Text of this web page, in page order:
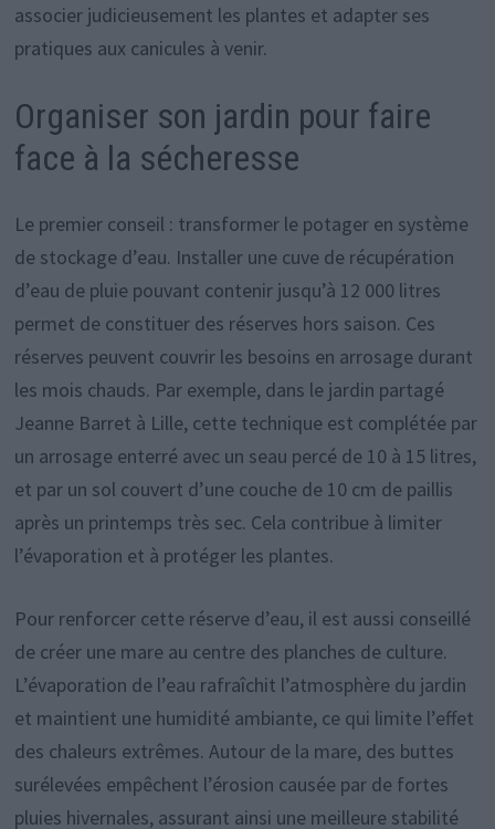
associer judicieusement les plantes et adapter ses
pratiques aux canicules à venir.
Organiser son jardin pour faire
face à la sécheresse
Le premier conseil : transformer le potager en système
de stockage d’eau. Installer une cuve de récupération
d’eau de pluie pouvant contenir jusqu’à 12 000 litres
permet de constituer des réserves hors saison. Ces
réserves peuvent couvrir les besoins en arrosage durant
les mois chauds. Par exemple, dans le jardin partagé
Jeanne Barret à Lille, cette technique est complétée par
un arrosage enterré avec un seau percé de 10 à 15 litres,
et par un sol couvert d’une couche de 10 cm de paillis
après un printemps très sec. Cela contribue à limiter
l’évaporation et à protéger les plantes.
Pour renforcer cette réserve d’eau, il est aussi conseillé
de créer une mare au centre des planches de culture.
L’évaporation de l’eau rafraîchit l’atmosphère du jardin
et maintient une humidité ambiante, ce qui limite l’effet
des chaleurs extrêmes. Autour de la mare, des buttes
surélevées empêchent l’érosion causée par de fortes
pluies hivernales, assurant ainsi une meilleure stabilité